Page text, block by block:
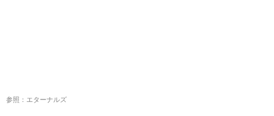
参照：エターナルズ